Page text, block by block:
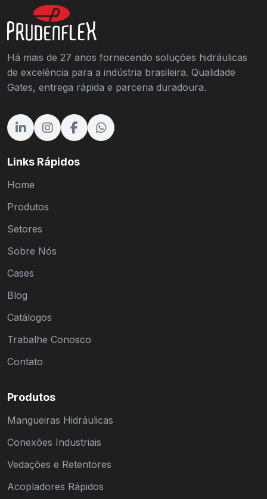
Há mais de 27 anos fornecendo soluções hidráulicas
de excelência para a indústria brasileira. Qualidade
Gates, entrega rápida e parceria duradoura.
Links Rápidos
Home
Produtos
Setores
Sobre Nós
Cases
Blog
Catálogos
Trabalhe Conosco
Contato
Produtos
Mangueiras Hidráulicas
Conexões Industriais
Vedações e Retentores
Acopladores Rápidos